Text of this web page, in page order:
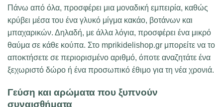
Πάνω από όλα, προσφέρει μια μοναδική εμπειρία, καθώς
κρύβει μέσα του ένα γλυκό μίγμα κακάο, βοτάνων και
μπαχαρικών. Δηλαδή, με άλλα λόγια, προσφέρει ένα μικρό
θαύμα σε κάθε κούπα. Στο mprikidelishop.gr μπορείτε να το
αποκτήσετε σε περιορισμένο αριθμό, όποτε αναζητάτε ένα
ξεχωριστό δώρο ή ένα προσωπικό έθιμο για τη νέα χρονιά.
Γεύση και αρώματα που ξυπνούν
συναισθήματα